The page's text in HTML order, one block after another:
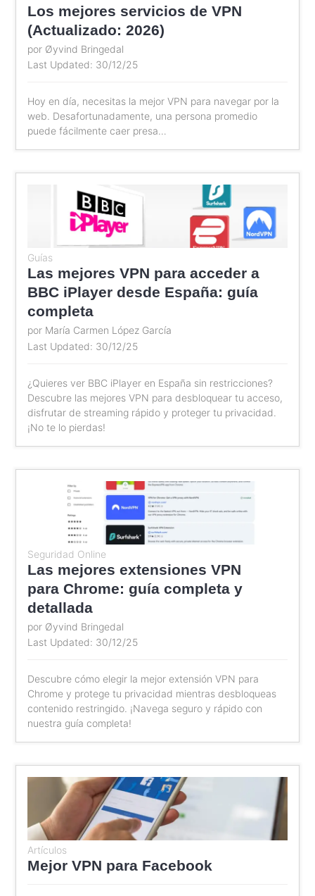
Los mejores servicios de VPN
(Actualizado: 2026)
Hoy en día, necesitas la mejor VPN para navegar por la
web. Desafortunadamente, una persona promedio
puede fácilmente caer presa…
por Øyvind Bringedal
Last Updated: 30/12/25
Guías
Las mejores VPN para acceder a
BBC iPlayer desde España: guía
completa
¿Quieres ver BBC iPlayer en España sin restricciones?
Descubre las mejores VPN para desbloquear tu acceso,
disfrutar de streaming rápido y proteger tu privacidad.
¡No te lo pierdas!
por María Carmen López García
Last Updated: 30/12/25
Seguridad Online
Las mejores extensiones VPN
para Chrome: guía completa y
detallada
Descubre cómo elegir la mejor extensión VPN para
Chrome y protege tu privacidad mientras desbloqueas
contenido restringido. ¡Navega seguro y rápido con
nuestra guía completa!
por Øyvind Bringedal
Last Updated: 30/12/25
Artículos
Mejor VPN para Facebook